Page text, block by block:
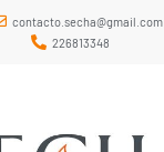
contacto.secha@gmail.com
226813348